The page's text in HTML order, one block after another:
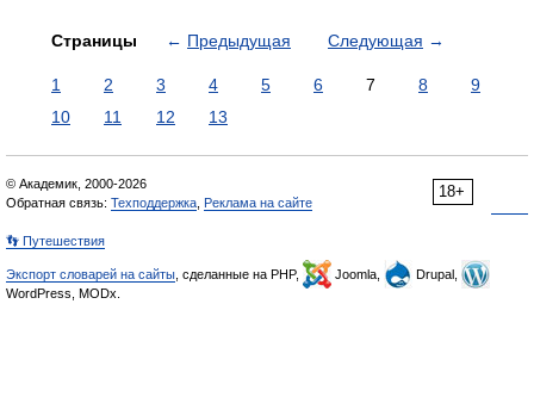
Страницы ← Предыдущая Следующая →
1 2 3 4 5 6 7 8
9
10
11 12 13
18+
© Академик, 2000-2026
Обратная связь: Техподдержка Реклама на сайте
👣 Путешествия
Экспорт словарей на сайты , сделанные на PHP, Joomla,
Drupal,
WordPress, MODx.